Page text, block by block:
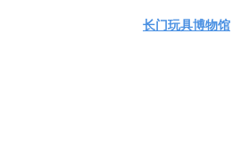
长门玩具博物馆